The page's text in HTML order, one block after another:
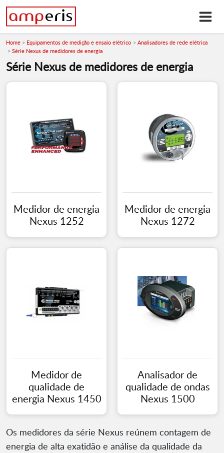
Home Equipamentos de medição e ensaio elétrico
Analisadores de rede elétrica
Série Nexus de medidores de energia
Série Nexus de medidores de energia
Medidor de energia
Nexus 1252
Medidor de energia
Nexus 1272
Medidor de
qualidade de
energia Nexus 1450
Analisador de
qualidade de ondas
Nexus 1500
Os medidores da série Nexus reúnem contagem de
energia de alta exatidão e análise da qualidade da